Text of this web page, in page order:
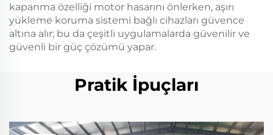
kapanma özelliği motor hasarını önlerken, aşırı
yükleme koruma sistemi bağlı cihazları güvence
altına alır; bu da çeşitli uygulamalarda güvenilir ve
güvenli bir güç çözümü yapar.
Pratik İpuçları